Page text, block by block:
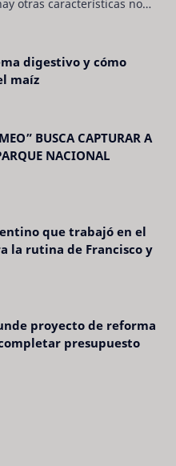
otras características no
digestivo y cómo
maíz
BUSCA CAPTURAR A
NACIONAL
que trabajó en el
la rutina de Francisco y
proyecto de reforma
presupuesto